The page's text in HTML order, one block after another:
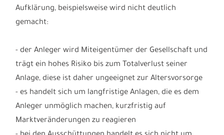
Aufklärung, beispielsweise wird nicht deutlich
gemacht:
- der Anleger wird Miteigentümer der Gesellschaft und
trägt ein hohes Risiko bis zum Totalverlust seiner
Anlage, diese ist daher ungeeignet zur Altersvorsorge
- es handelt sich um langfristige Anlagen, die es dem
Anleger unmöglich machen, kurzfristig auf
Marktveränderungen zu reagieren